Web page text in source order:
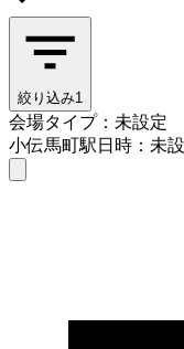
絞り込み1
会場タイプ：未設定
小伝馬町駅日時：未